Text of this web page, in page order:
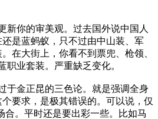
你的审美观。过去国外说中国人
是蓝蚂蚁，只不过由中山装、军
在大街上，你看不到票兜、枪领、
职业套装。严重缺乏变化。
金正昆的三色论。就是强调全身
要求，是极其错误的。可以说，仅
合。平时还是要出彩一些。比如马